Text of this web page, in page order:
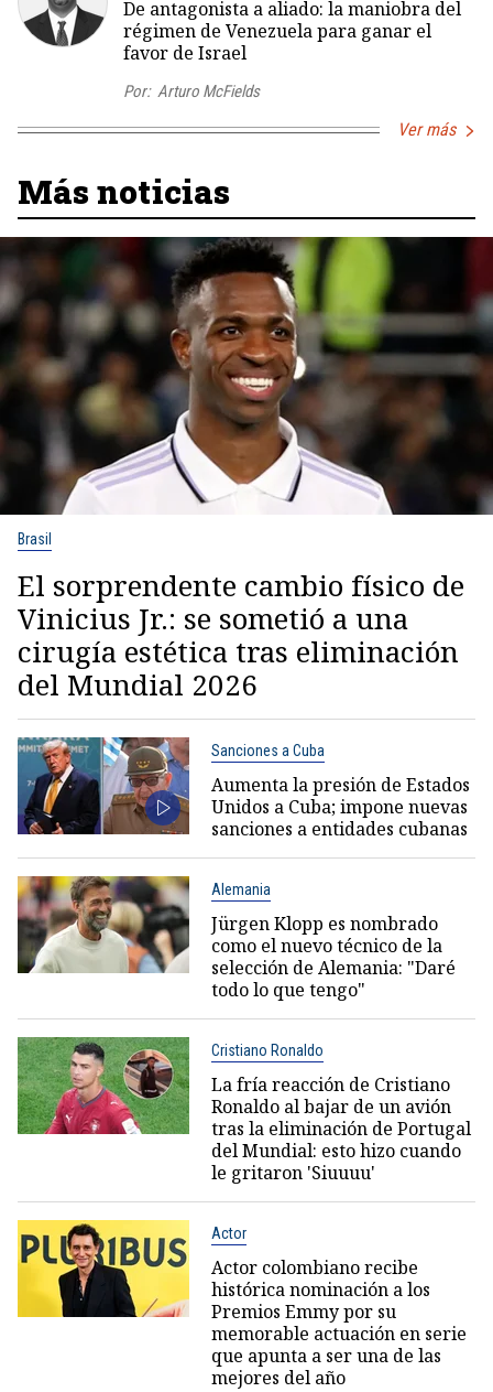
De antagonista a aliado: la maniobra del
régimen de Venezuela para ganar el
favor de Israel
Por: Arturo McFields
Ver más
Más noticias
Brasil
El sorprendente cambio físico de
Vinicius Jr.: se sometió a una
cirugía estética tras eliminación
del Mundial 2026
Sanciones a Cuba
Aumenta la presión de Estados
Unidos a Cuba; impone nuevas
sanciones a entidades cubanas
Alemania
Jürgen Klopp es nombrado
como el nuevo técnico de la
selección de Alemania: "Daré
todo lo que tengo"
Cristiano Ronaldo
La fría reacción de Cristiano
Ronaldo al bajar de un avión
tras la eliminación de Portugal
del Mundial: esto hizo cuando
le gritaron 'Siuuuu'
Actor
Actor colombiano recibe
histórica nominación a los
Premios Emmy por su
memorable actuación en serie
que apunta a ser una de las
mejores del año